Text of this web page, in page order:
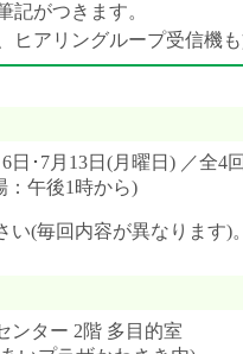
がつきます。
アリングループ受信機も
日･7月13日(月曜日) ／全4回
：午後1時から)
(毎回内容が異なります)。
ンター 2階 多目的室